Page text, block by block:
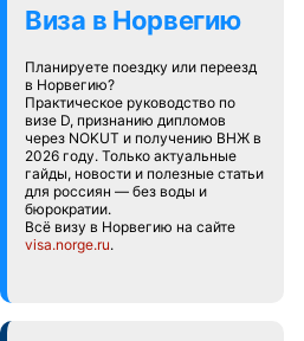
Виза в Норвегию
Планируете поездку или переезд
в Норвегию?
Практическое руководство по
визе D, признанию дипломов
через NOKUT и получению ВНЖ в
2026 году. Только актуальные
гайды, новости и полезные статьи
для россиян — без воды и
бюрократии.
Всё визу в Норвегию на сайте
visa.norge.ru.